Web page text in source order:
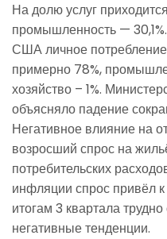
На долю услуг
промышленность —
США личное
примерно 78%,
хозяйство – 1%.
объясняло падение
Негативное влияние на
возросший спрос на
потребительских
инфляции спрос привёл
итогам 3 квартала
негативные тенденции.